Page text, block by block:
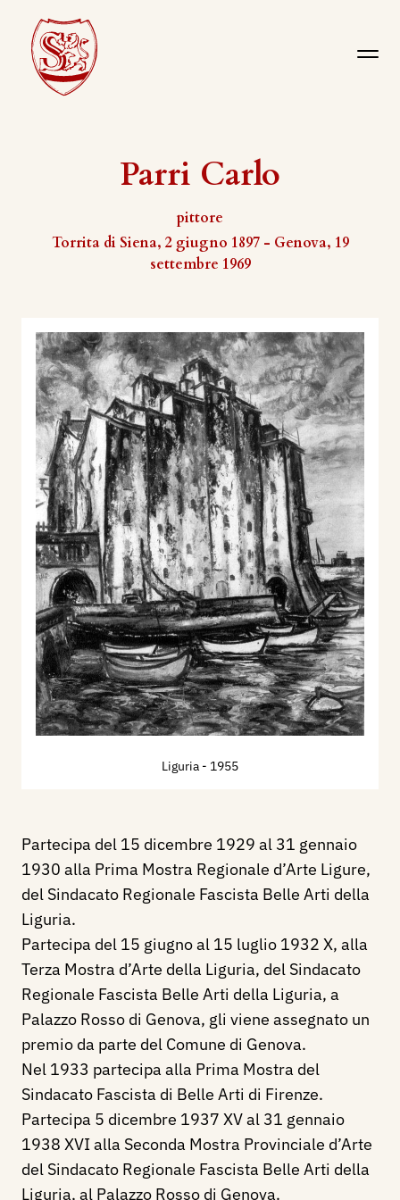
Parri Carlo
pittore
Torrita di Siena, 2 giugno 1897 - Genova, 19
settembre 1969
Liguria - 1955
Partecipa del 15 dicembre 1929 al 31 gennaio
1930 alla Prima Mostra Regionale d’Arte Ligure,
del Sindacato Regionale Fascista Belle Arti della
Liguria.
Partecipa del 15 giugno al 15 luglio 1932 X, alla
Terza Mostra d’Arte della Liguria, del Sindacato
Regionale Fascista Belle Arti della Liguria, a
Palazzo Rosso di Genova, gli viene assegnato un
premio da parte del Comune di Genova.
Nel 1933 partecipa alla Prima Mostra del
Sindacato Fascista di Belle Arti di Firenze.
Partecipa 5 dicembre 1937 XV al 31 gennaio
1938 XVI alla Seconda Mostra Provinciale d’Arte
del Sindacato Regionale Fascista Belle Arti della
Liguria, al Palazzo Rosso di Genova.